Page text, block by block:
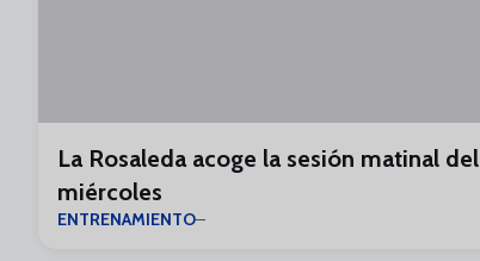
La Rosaleda acoge la sesión matinal del
miércoles
ENTRENAMIENTO